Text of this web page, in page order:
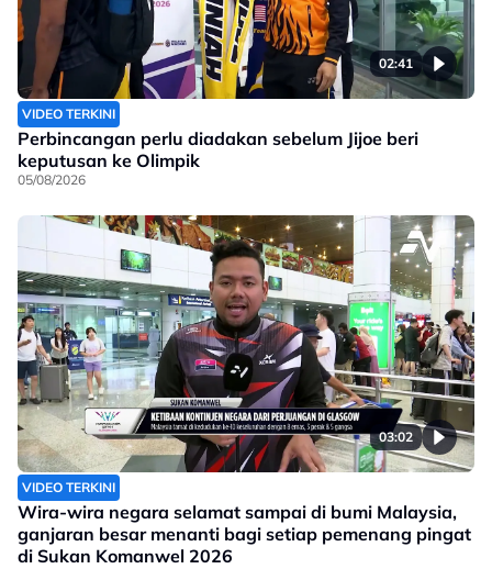
02:41
VIDEO TERKINI
Perbincangan perlu diadakan sebelum Jijoe beri
keputusan ke Olimpik
05/08/2026
03:02
VIDEO TERKINI
Wira-wira negara selamat sampai di bumi Malaysia,
ganjaran besar menanti bagi setiap pemenang pingat
di Sukan Komanwel 2026